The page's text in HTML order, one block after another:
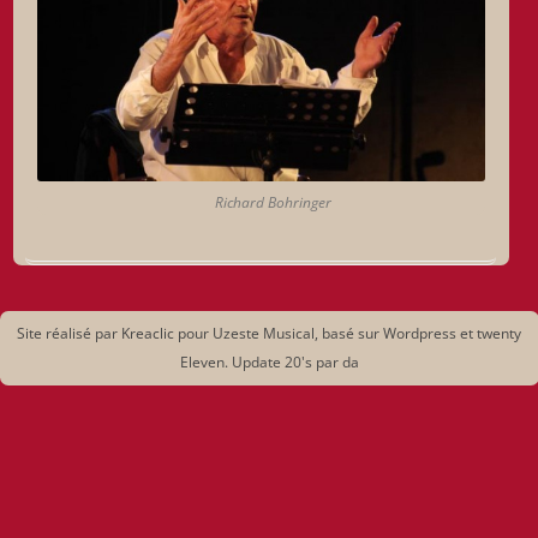
Richard Bohringer
Site réalisé par Kreaclic pour Uzeste Musical, basé sur Wordpress et twenty
Eleven. Update 20's par da